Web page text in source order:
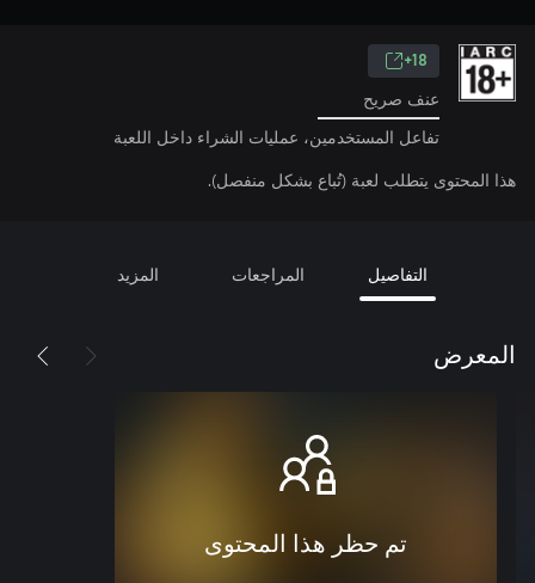
18+
عنف صريح
تفاعل المستخدمين، عمليات الشراء داخل اللعبة
هذا المحتوى يتطلب لعبة (تُباع بشكل منفصل).
التفاصيل المراجعات المزيد
المعرض
تم حظر هذا المحتوى